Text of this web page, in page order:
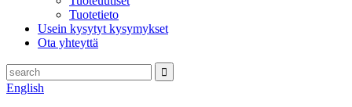
Tuotetieto
Usein kysytyt kysymykset
Ota yhteyttä
English